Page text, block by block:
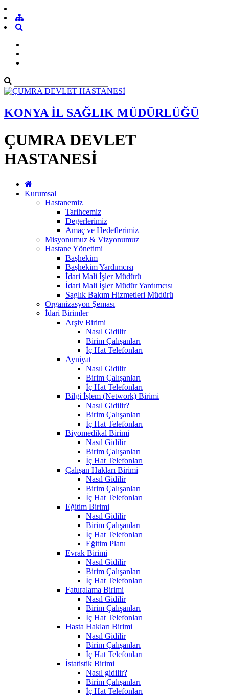
KONYA İL SAĞLIK MÜDÜRLÜĞÜ
ÇUMRA DEVLET
HASTANESİ
Kurumsal
Hastanemiz
Tarihcemiz
Degerlerimiz
Amaç ve Hedeflerimiz
Misyonumuz & Vizyonumuz
Hastane Yönetimi
Başhekim
Başhekim Yardımcısı
İdari Mali İşler Müdürü
İdari Mali İşler Müdür Yardımcısı
Saglık Bakım Hizmetleri Müdürü
Organizasyon Şeması
İdari Birimler
Arşiv Birimi
Nasıl Gidilir
Birim Çalışanları
İç Hat Telefonları
Ayniyat
Nasıl Gidilir
Birim Çalışanları
İç Hat Telefonları
Bilgi İşlem (Network) Birimi
Nasıl Gidilir?
Birim Çalışanları
İç Hat Telefonları
Biyomedikal Birimi
Nasıl Gidilir
Birim Çalışanları
İç Hat Telefonları
Çalışan Hakları Birimi
Nasıl Gidilir
Birim Çalışanları
İç Hat Telefonları
Eğitim Birimi
Nasıl Gidilir
Birim Çalışanları
İç Hat Telefonları
Eğitim Planı
Evrak Birimi
Nasıl Gidilir
Birim Çalışanları
İç Hat Telefonları
Faturalama Birimi
Nasıl Gidilir
Birim Çalışanları
İç Hat Telefonları
Hasta Hakları Birimi
Nasıl Gidilir
Birim Çalışanları
İç Hat Telefonları
İstatistik Birimi
Nasıl gidilir?
Birim Çalışanları
İç Hat Telefonları